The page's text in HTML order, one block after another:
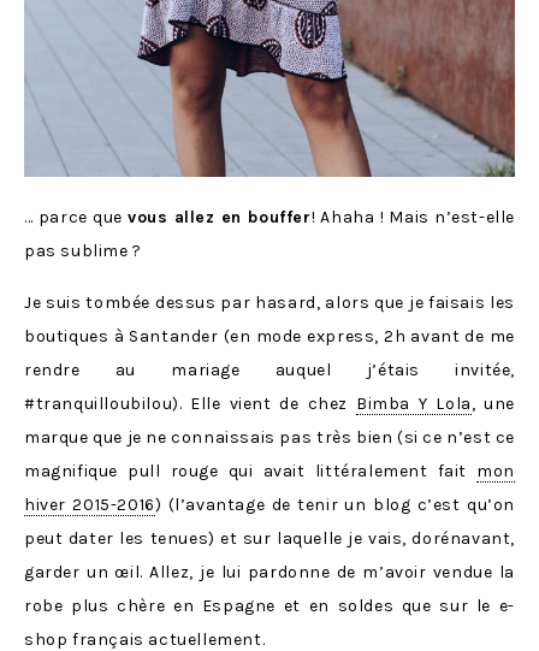
… parce quevous allez en bouffer! Ahaha ! Mais n’est-elle
pas sublime ?
Je suis tombée dessus par hasard, alors que je faisais les
boutiques à Santander (en mode express, 2h avant de me
rendre au mariage auquel j’étais invitée,
#tranquilloubilou). Elle vient de chez Bimba Y Lola, une
marque que je ne connaissais pas très bien (si ce n’est ce
magnifique pull rouge qui avait littéralement fait mon
hiver 2015-2016) (l’avantage de tenir un blog c’est qu’on
peut dater les tenues) et sur laquelle je vais, dorénavant,
garder un œil. Allez, je lui pardonne de m’avoir vendue la
robe plus chère en Espagne et en soldes que sur le e-
shop français actuellement.